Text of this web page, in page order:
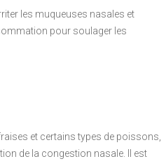
les muqueuses nasales et
pour soulager les
et certains types de poissons,
de la congestion nasale. Il est